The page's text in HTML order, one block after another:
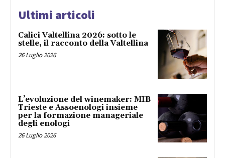
Ultimi articoli
Calici Valtellina 2026: sotto le
stelle, il racconto della Valtellina
26 Luglio 2026
L’evoluzione del winemaker: MIB
Trieste e Assoenologi insieme
per la formazione manageriale
degli enologi
26 Luglio 2026